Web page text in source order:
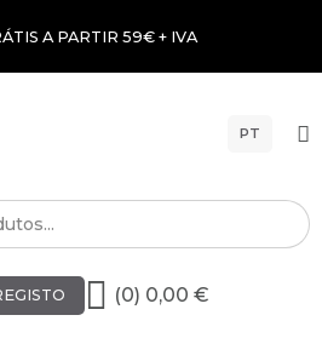
A PARTIR 59€ + IVA
PT
(0) 0,00 €